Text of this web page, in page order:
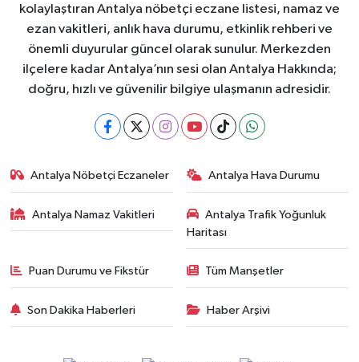
kolaylaştıran Antalya nöbetçi eczane listesi, namaz ve
ezan vakitleri, anlık hava durumu, etkinlik rehberi ve
önemli duyurular güncel olarak sunulur. Merkezden
ilçelere kadar Antalya’nın sesi olan Antalya Hakkında;
doğru, hızlı ve güvenilir bilgiye ulaşmanın adresidir.
Antalya Nöbetçi Eczaneler Antalya Hava Durumu
Antalya Namaz Vakitleri
Antalya Trafik Yoğunluk
Haritası
Puan Durumu ve Fikstür Tüm Manşetler
Son Dakika Haberleri Haber Arşivi